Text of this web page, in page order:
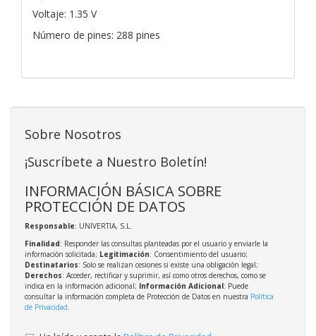
Voltaje: 1.35 V
Número de pines: 288 pines
Sobre Nosotros
¡Suscríbete a Nuestro Boletín!
INFORMACIÓN BÁSICA SOBRE
PROTECCIÓN DE DATOS
Responsable: UNIVERTIA, S.L.
Finalidad: Responder las consultas planteadas por el usuario y enviarle la
información solicitada; Legitimación: Consentimiento del usuario;
Destinatarios: Solo se realizan cesiones si existe una obligación legal;
Derechos: Acceder, rectificar y suprimir, así como otros derechos, como se
indica en la información adicional; Información Adicional: Puede
consultar la información completa de Protección de Datos en nuestra Política
de Privacidad